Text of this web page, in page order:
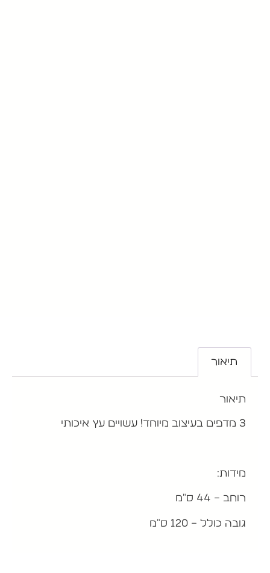
תיאור
תיאור
3 מדפים בעיצוב מיוחד! עשויים עץ איכותי
מידות:
רוחב – 44 ס"מ
גובה כולל – 120 ס"מ